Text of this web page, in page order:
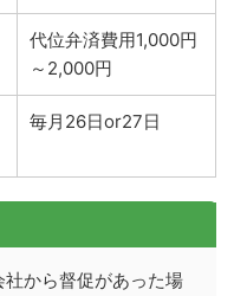
代位弁済費用1,000円
～2,000円
毎月26日or27日
から督促があった場